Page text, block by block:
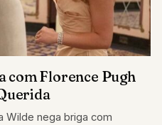
com Florence Pugh
Wilde nega briga com